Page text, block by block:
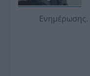
Ενημέρωσης.